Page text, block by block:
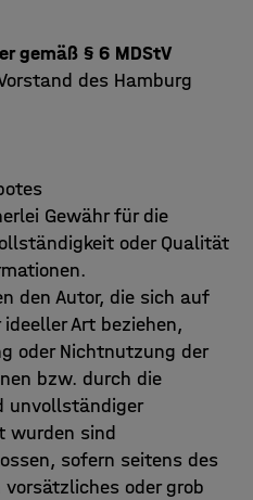
gemäß § 6 MDStV
des Hamburg
Gewähr für die
oder Qualität
den Autor, die sich auf
Art beziehen,
oder Nichtnutzung der
bzw. durch die
unvollständiger
wurden sind
sofern seitens des
oder grob